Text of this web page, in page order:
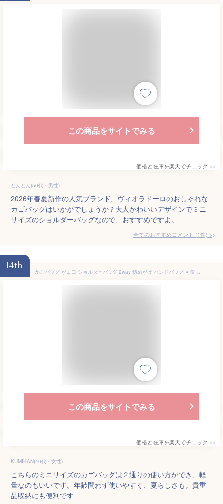
この商品をサイトでみる
価格と在庫を楽天でチェック >>
どんどん(50代・男性)
2026年春夏新作の人気ブランド、ヴィオラドーロのおしゃれな
カゴバッグはいかがでしょうか？大人かわいいデザインでミニ
サイズのショルダーバッグなので、おすすめですよ。
全てのおすすめコメント (1件) >
14th
かごバッグ がま口 ショルダーバッグ 2way 斜めがけ ハンドバッグ 可愛い Mini Bag 編み込み 軽量 30代 40代 50代 60代 母の日 レディース 春夏 ギフト 贈り物 女性 プレゼント 誕生日
この商品をサイトでみる
価格と在庫を楽天でチェック >>
KUMIKAN(40代・女性)
こちらのミニサイズのカゴバッグは２通りの使い方ができ、軽
量なのもいいです。年齢問わず使いやすく、夏らしさも。貴重
品収納にも便利です